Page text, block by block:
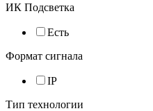
ИК Подсветка
Есть
Формат сигнала
IP
Тип технологии